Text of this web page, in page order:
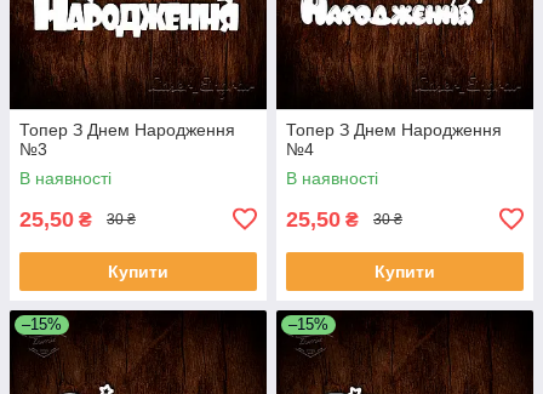
Топер З Днем Народження
№3
В наявності
25,50 ₴ 30 ₴
Купити
Топер З Днем Народження
№4
В наявності
25,50 ₴ 30 ₴
Купити
–15% –15%